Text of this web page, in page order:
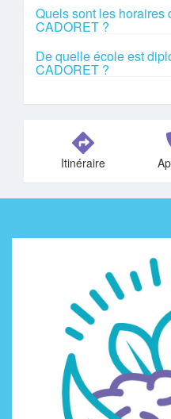
Quels sont les horaires
CADORET ?
De quelle école est
CADORET ?
Itinéraire